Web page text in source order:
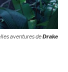
aventures deDrake